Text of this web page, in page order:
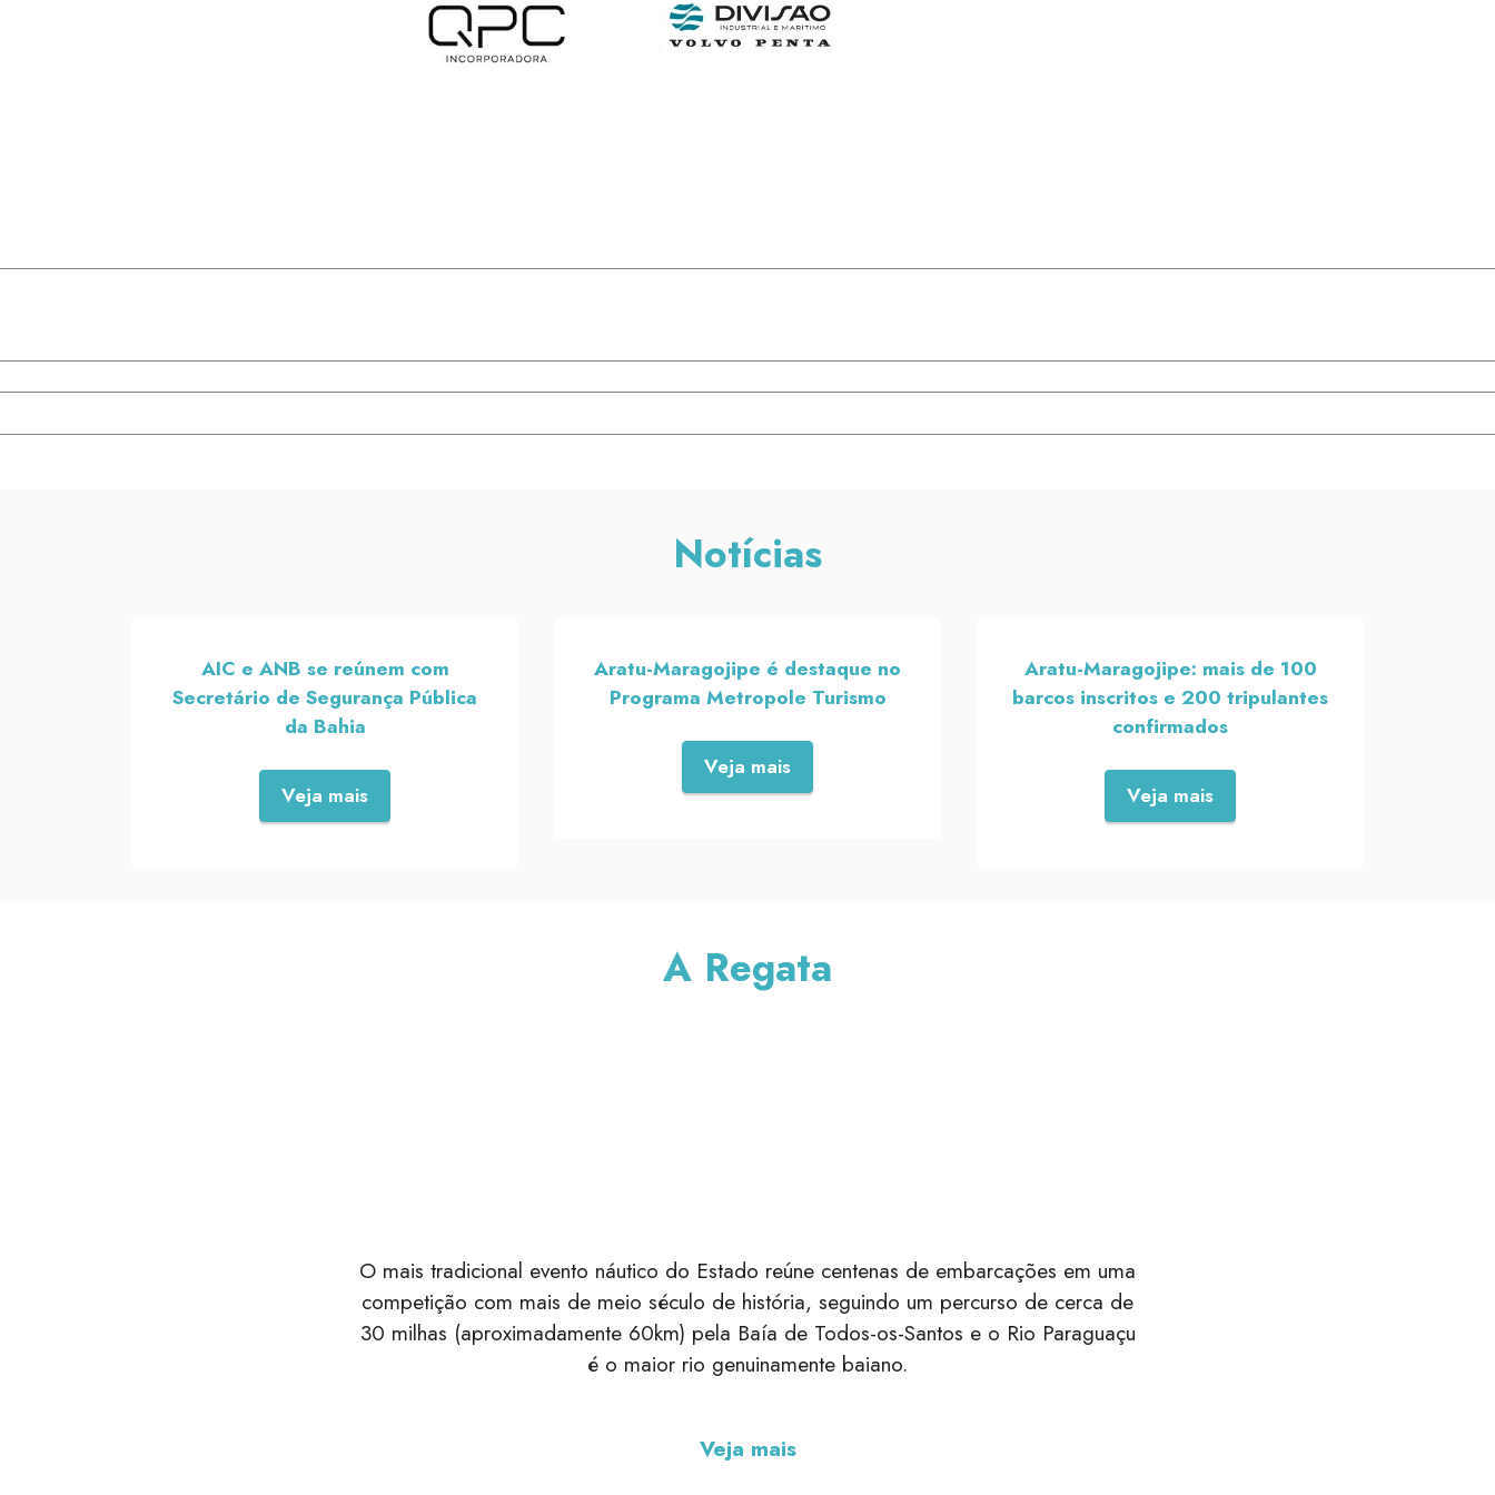
Notícias
AIC e ANB se reúnem com
Secretário de Segurança Pública
da Bahia
Veja mais
Aratu-Maragojipe é destaque no
Programa Metropole Turismo
Veja mais
Aratu-Maragojipe: mais de 100
barcos inscritos e 200 tripulantes
confirmados
Veja mais
A Regata
O mais tradicional evento náutico do Estado reúne centenas de embarcações em uma
competição com mais de meio século de história, seguindo um percurso de cerca de
30 milhas (aproximadamente 60km) pela Baía de Todos-os-Santos e o Rio Paraguaçu
é o maior rio genuinamente baiano.
Veja mais